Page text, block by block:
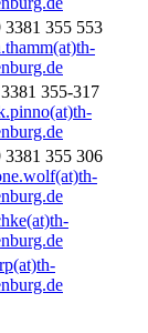
3381 355 553
355-317
3381 355 306